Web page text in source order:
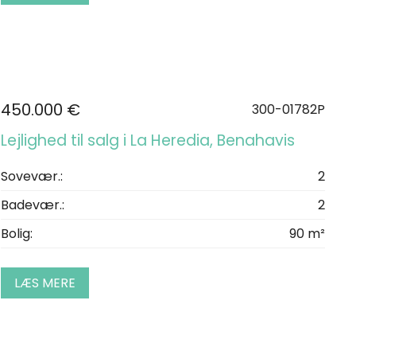
450.000 € 300-01782P
Lejlighed til salg i La Heredia, Benahavis
Sovevær.:
2
Badevær.:
2
Bolig:
90 m²
LÆS MERE